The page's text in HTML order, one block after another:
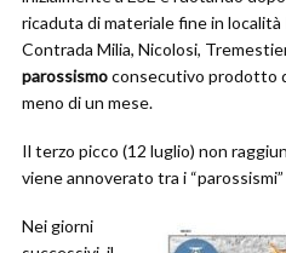
ricaduta di materiale fine in località
Contrada Milia, Nicolosi,
parossismoconsecutivo prodotto
meno di un mese.
Il terzo picco (12 luglio) non
viene annoverato tra i “parossismi”
Nei giorni